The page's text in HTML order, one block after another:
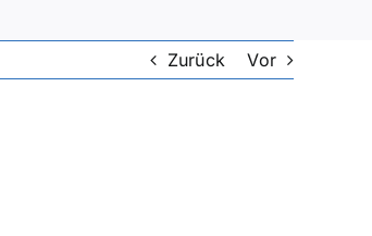
Zurück Vor